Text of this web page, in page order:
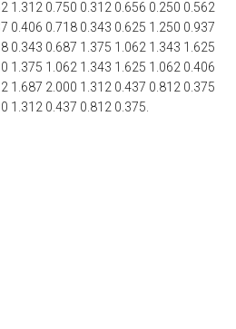
1.312 0.750 0.312 0.656 0.250 0.562
0.406 0.718 0.343 0.625 1.250 0.937
0.343 0.687 1.375 1.062 1.343 1.625
1.375 1.062 1.343 1.625 1.062 0.406
1.687 2.000 1.312 0.437 0.812 0.375
1.312 0.437 0.812 0.375.